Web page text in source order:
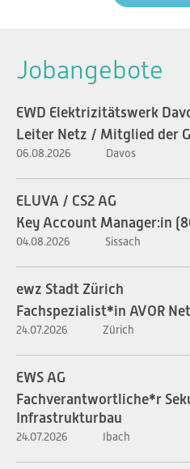
Jobangebote
EWD Elektrizitätswerk
Leiter Netz / Mitglied der
06.08.2026 Davos
ELUVA / CS2 AG
Key Account Manager:in
04.08.2026 Sissach
ewz Stadt Zürich
Fachspezialist*in AVOR
24.07.2026 Zürich
EWS AG
Fachverantwortliche*r
Infrastrukturbau
24.07.2026 Ibach